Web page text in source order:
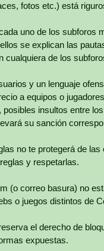
fotos etc.) está
uno de los subforos
se explican las
cualquiera de los
y un lenguaje
a equipos o
posibles insultos entre
su sanción
no te protegerá de
y respetarlas.
(o correo basura) no
o juegos distintos de
el derecho de
expuestas.